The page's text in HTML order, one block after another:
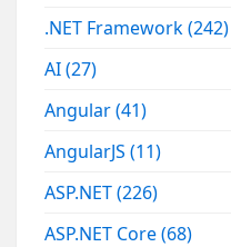
.NET Framework(242)
AI(27)
Angular(41)
AngularJS(11)
ASP.NET(226)
ASP.NET Core(68)